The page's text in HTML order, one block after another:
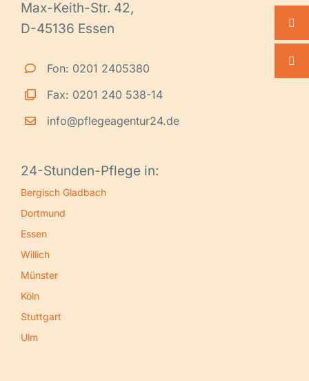
Max-Keith-Str. 42,
D-45136 Essen
Fon: 0201 2405380
Fax: 0201 240 538-14
info@pflegeagentur24.de
24-Stunden-Pflege in:
Bergisch Gladbach
Dortmund
Essen
Willich
Münster
Köln
Stuttgart
Ulm